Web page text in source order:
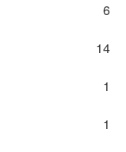
6
14
1
1